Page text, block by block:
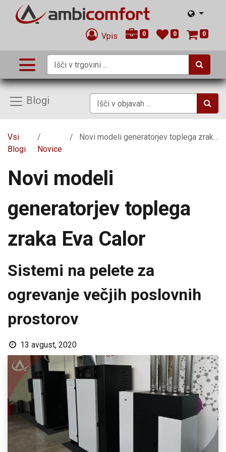
Vpis 0 0 0
Blogi
Vsi
Blogi
Novice
Novi modeli generatorjev toplega zraka Eva Calor
Novi modeli
generatorjev toplega
zraka Eva Calor
Sistemi na pelete za
ogrevanje večjih poslovnih
prostorov
13 avgust, 2020